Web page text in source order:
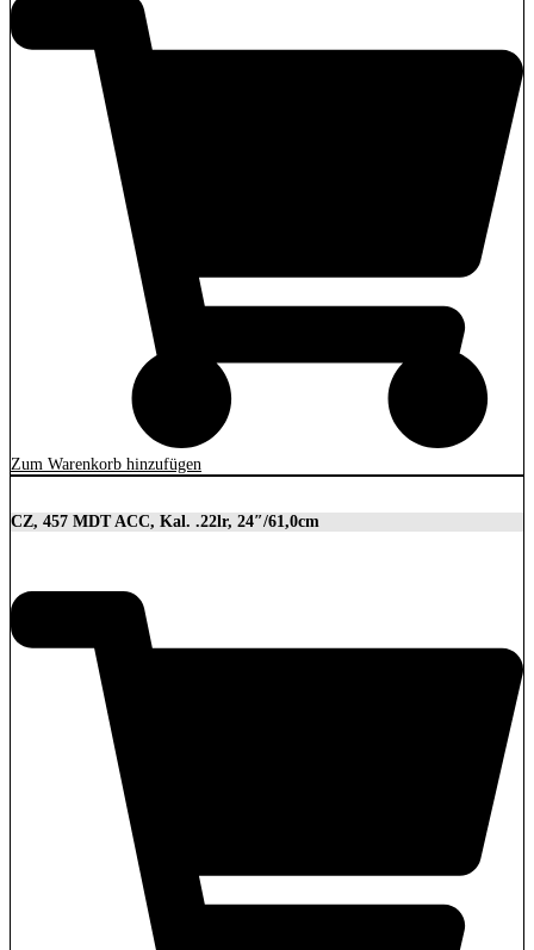
Zum Warenkorb hinzufügen
CZ, 457 MDT ACC, Kal. .22lr, 24″/61,0cm